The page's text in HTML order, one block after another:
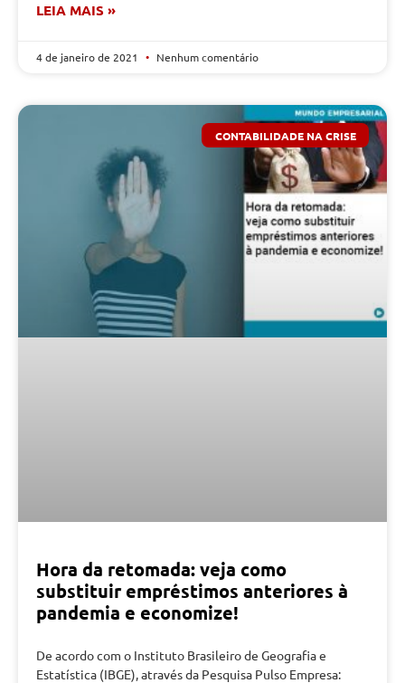
LEIA MAIS »
4 de janeiro de 2021 Nenhum comentário
CONTABILIDADE NA CRISE
Hora da retomada: veja como
substituir empréstimos anteriores à
pandemia e economize!
De acordo com o Instituto Brasileiro de Geografia e
Estatística (IBGE), através da Pesquisa Pulso Empresa: